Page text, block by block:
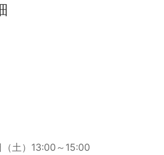
土）13:00～15:00